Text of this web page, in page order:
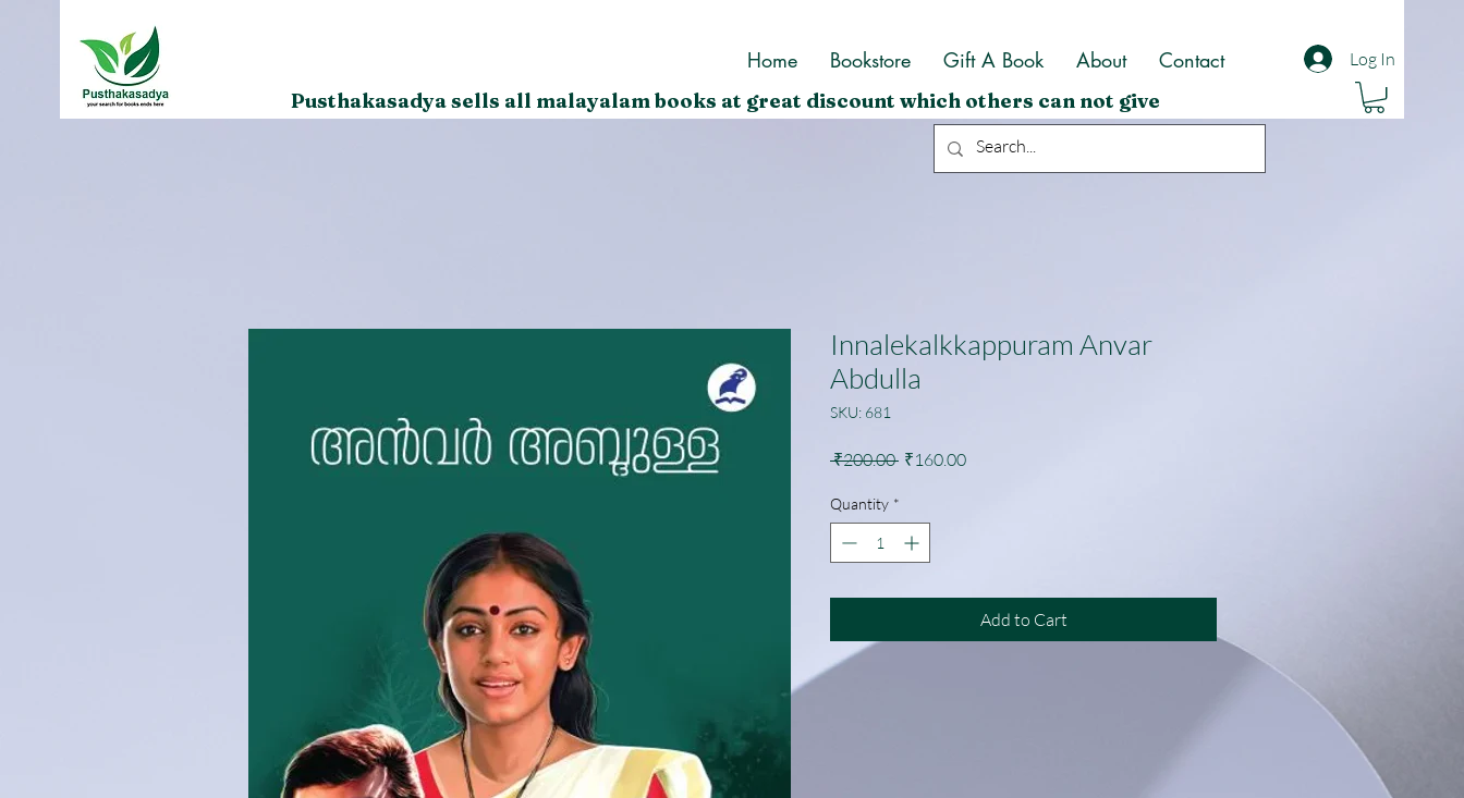
Home Bookstore Gift A Book About Contact Log In
Pusthakasadya sells all malayalam books at great discount which others can not give
Innalekalkkappuram Anvar
Abdulla
SKU: 681
₹200.00 Regular
₹160.00Sale
Quantity *
Add to Cart